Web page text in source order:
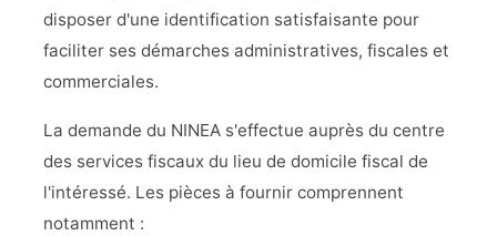
disposer d'une identification satisfaisante pour
faciliter ses démarches administratives, fiscales et
commerciales.
La demande du NINEA s'effectue auprès du centre
des services fiscaux du lieu de domicile fiscal de
l'intéressé. Les pièces à fournir comprennent
notamment :